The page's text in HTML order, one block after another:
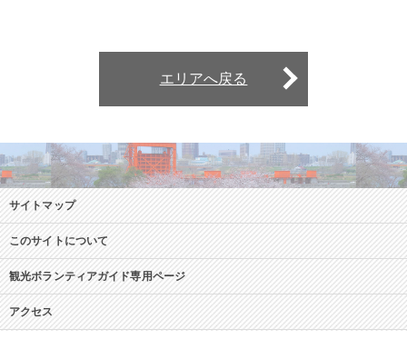
エリアへ戻る
サイトマップ
このサイトについて
観光ボランティアガイド専用ページ
アクセス